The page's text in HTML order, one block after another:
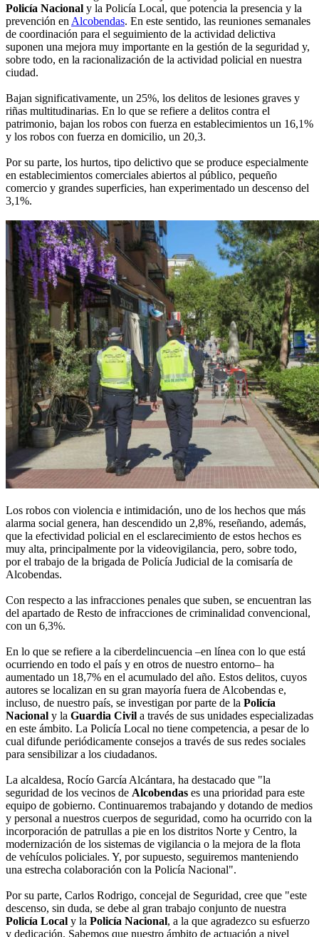
Policía Nacional y la Policía Local, que potencia la presencia y la
prevención en Alcobendas. En este sentido, las reuniones semanales
de coordinación para el seguimiento de la actividad delictiva
suponen una mejora muy importante en la gestión de la seguridad y,
sobre todo, en la racionalización de la actividad policial en nuestra
ciudad.
Bajan significativamente, un 25%, los delitos de lesiones graves y
riñas multitudinarias. En lo que se refiere a delitos contra el
patrimonio, bajan los robos con fuerza en establecimientos un 16,1%
y los robos con fuerza en domicilio, un 20,3.
Por su parte, los hurtos, tipo delictivo que se produce especialmente
en establecimientos comerciales abiertos al público, pequeño
comercio y grandes superficies, han experimentado un descenso del
3,1%.
Los robos con violencia e intimidación, uno de los hechos que más
alarma social genera, han descendido un 2,8%, reseñando, además,
que la efectividad policial en el esclarecimiento de estos hechos es
muy alta, principalmente por la videovigilancia, pero, sobre todo,
por el trabajo de la brigada de Policía Judicial de la comisaría de
Alcobendas.
Con respecto a las infracciones penales que suben, se encuentran las
del apartado de Resto de infracciones de criminalidad convencional,
con un 6,3%.
En lo que se refiere a la ciberdelincuencia –en línea con lo que está
ocurriendo en todo el país y en otros de nuestro entorno– ha
aumentado un 18,7% en el acumulado del año. Estos delitos, cuyos
autores se localizan en su gran mayoría fuera de Alcobendas e,
incluso, de nuestro país, se investigan por parte de la Policía
Nacional y la Guardia Civil a través de sus unidades especializadas
en este ámbito. La Policía Local no tiene competencia, a pesar de lo
cual difunde periódicamente consejos a través de sus redes sociales
para sensibilizar a los ciudadanos.
La alcaldesa, Rocío García Alcántara, ha destacado que "la
seguridad de los vecinos de Alcobendas es una prioridad para este
equipo de gobierno. Continuaremos trabajando y dotando de medios
y personal a nuestros cuerpos de seguridad, como ha ocurrido con la
incorporación de patrullas a pie en los distritos Norte y Centro, la
modernización de los sistemas de vigilancia o la mejora de la flota
de vehículos policiales. Y, por supuesto, seguiremos manteniendo
una estrecha colaboración con la Policía Nacional".
Por su parte, Carlos Rodrigo, concejal de Seguridad, cree que "este
descenso, sin duda, se debe al gran trabajo conjunto de nuestra
Policía Local y la Policía Nacional, a la que agradezco su esfuerzo
y dedicación. Sabemos que nuestro ámbito de actuación a nivel